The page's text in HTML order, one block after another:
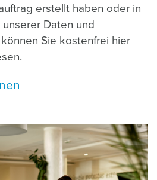
erstellt haben oder in
Daten und
Sie kostenfrei hier